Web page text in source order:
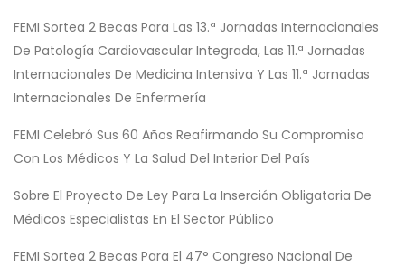
FEMI Sortea 2 Becas Para Las 13.ª Jornadas Internacionales
De Patología Cardiovascular Integrada, Las 11.ª Jornadas
Internacionales De Medicina Intensiva Y Las 11.ª Jornadas
Internacionales De Enfermería
FEMI Celebró Sus 60 Años Reafirmando Su Compromiso
Con Los Médicos Y La Salud Del Interior Del País
Sobre El Proyecto De Ley Para La Inserción Obligatoria De
Médicos Especialistas En El Sector Público
FEMI Sortea 2 Becas Para El 47° Congreso Nacional De